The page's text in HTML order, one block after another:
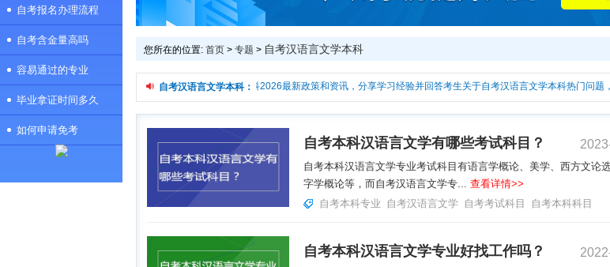
您所在的位置: 首页 > 专题 > 自考汉语言文学本科
自考汉语言文学本科：
道是自考汉语言文学本科专题页，提供自考汉语言文学本科2026最新政策和资讯，分享学习经验并回答考生关于自考汉语言文学本科热门问题
自考本科汉语言文学有哪些考试科目？
自考本科汉语言文学专业考试科目有语言学概论、美学、西方文论
字学概论等，而自考汉语言文学专... 查看详情>>
自考本科专业
自考汉语言文学 自考考试科目 自考本科科目
自考本科汉语言文学专业好找工作吗？
自考报名办理流程
自考含金量高吗
容易通过的专业
毕业拿证时间多久
如何申请免考